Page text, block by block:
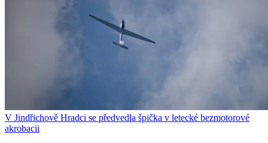
V Jindřichově Hradci se předvedla špička v letecké bezmotorové
akrobacii